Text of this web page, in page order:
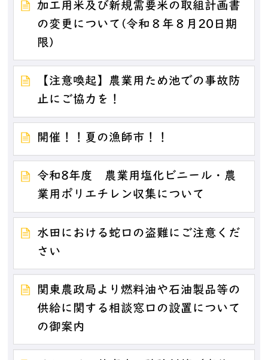
加工用米及び新規需要米の取組計画書
の変更について(令和８年８月20日期
限)
【注意喚起】農業用ため池での事故防
止にご協力を！
開催！！夏の漁師市！！
令和8年度 農業用塩化ビニール・農
業用ポリエチレン収集について
水田における蛇口の盗難にご注意くだ
さい
関東農政局より燃料油や石油製品等の
供給に関する相談窓口の設置について
の御案内